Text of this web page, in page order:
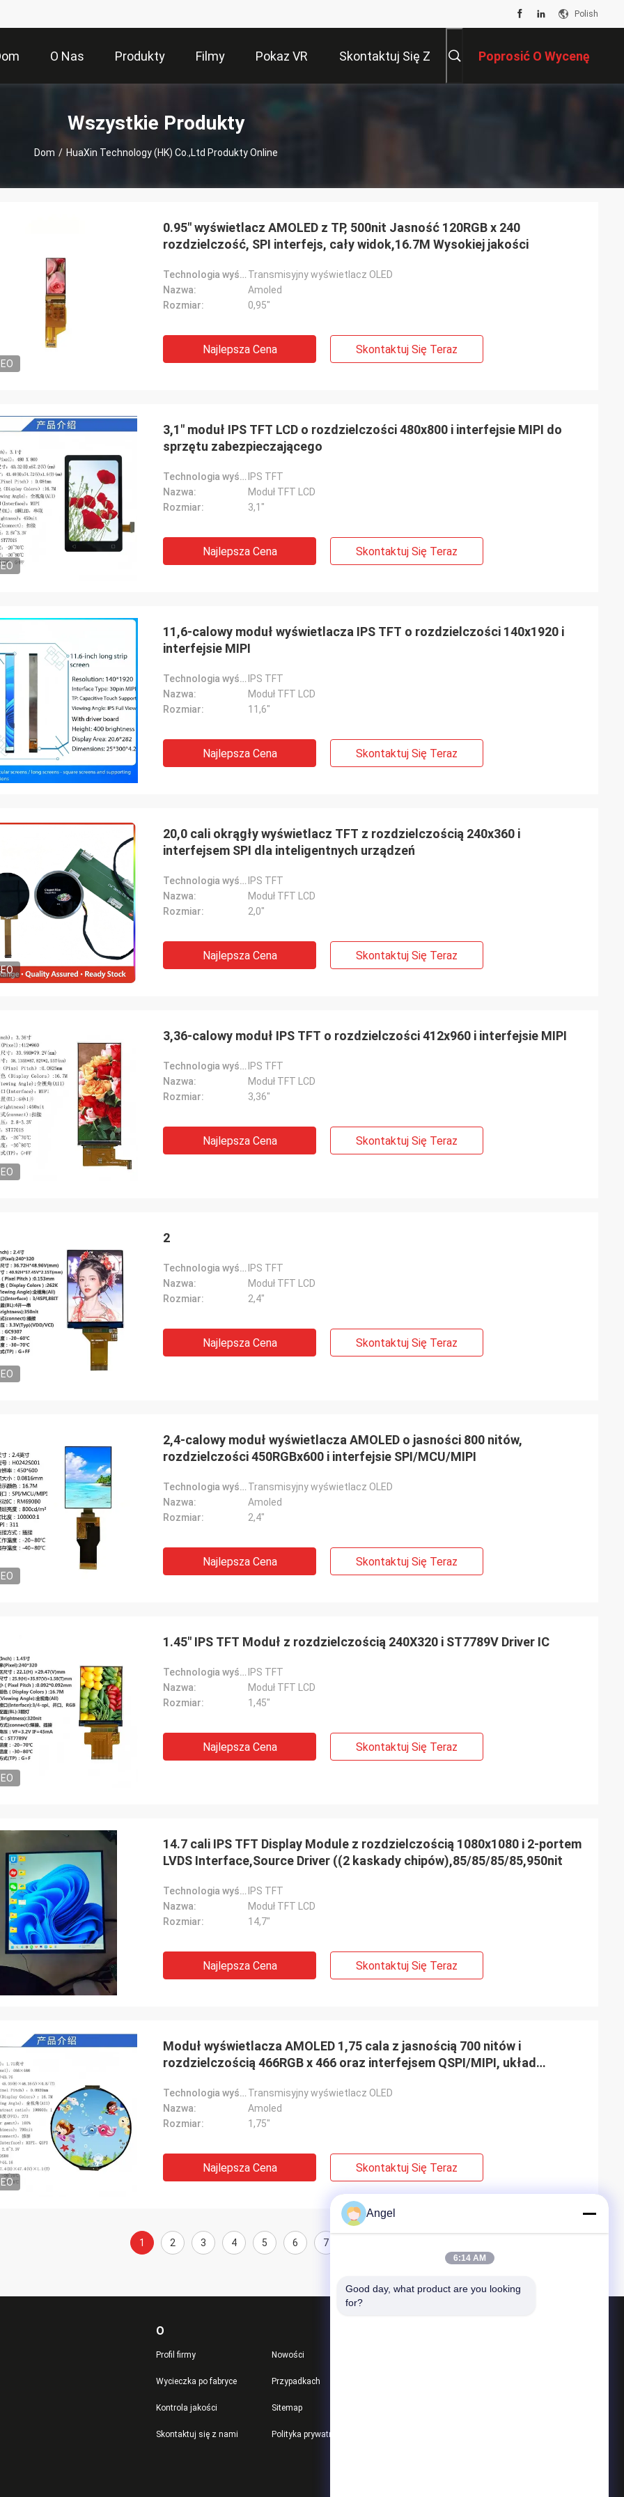
Polish
O Nas Produkty Filmy Pokaz VR Skontaktuj Się Z Poprosić O Wycenę
Wszystkie Produkty
Dom / HuaXin Technology (HK) Co.,Ltd Produkty Online
również używać
wyświetlaczy, teraz
i testujemy je z naszym
są jakieś pytania.Dam ci
i wygląda naprawdę świetnie!
się, że znaleźliśmy cię jako
0.95" wyświetlacz AMOLED z TP, 500nit Jasność 120RGB x 240
rozdzielczość, SPI interfejs, cały widok,16.7M Wysokiej jakości
Technologia wyświetlania: Transmisyjny wyświetlacz OLED
Nazwa:
Amoled
Rozmiar:
0,95"
Najlepsza Cena Skontaktuj Się Teraz
3,1" moduł IPS TFT LCD o rozdzielczości 480x800 i interfejsie MIPI do
sprzętu zabezpieczającego
Technologia wyświetlania: IPS TFT
Nazwa:
Moduł TFT LCD
Rozmiar:
3,1"
Najlepsza Cena Skontaktuj Się Teraz
11,6-calowy moduł wyświetlacza IPS TFT o rozdzielczości 140x1920 i
interfejsie MIPI
Technologia wyświetlania: IPS TFT
Nazwa:
Moduł TFT LCD
Rozmiar:
11,6"
Najlepsza Cena Skontaktuj Się Teraz
20,0 cali okrągły wyświetlacz TFT z rozdzielczością 240x360 i
interfejsem SPI dla inteligentnych urządzeń
Technologia wyświetlania: IPS TFT
Nazwa:
Moduł TFT LCD
Rozmiar:
2,0"
Najlepsza Cena Skontaktuj Się Teraz
3,36-calowy moduł IPS TFT o rozdzielczości 412x960 i interfejsie MIPI
Technologia wyświetlania: IPS TFT
Nazwa:
Moduł TFT LCD
Rozmiar:
3,36"
Najlepsza Cena Skontaktuj Się Teraz
2
Technologia wyświetlania: IPS TFT
Nazwa:
Moduł TFT LCD
Rozmiar:
2,4"
Najlepsza Cena Skontaktuj Się Teraz
2,4-calowy moduł wyświetlacza AMOLED o jasności 800 nitów,
rozdzielczości 450RGBx600 i interfejsie SPI/MCU/MIPI
Technologia wyświetlania: Transmisyjny wyświetlacz OLED
Nazwa:
Amoled
Rozmiar:
2,4"
Najlepsza Cena Skontaktuj Się Teraz
1.45" IPS TFT Moduł z rozdzielczością 240X320 i ST7789V Driver IC
Technologia wyświetlania: IPS TFT
Nazwa:
Moduł TFT LCD
Rozmiar:
1,45"
Najlepsza Cena Skontaktuj Się Teraz
14.7 cali IPS TFT Display Module z rozdzielczością 1080x1080 i 2-portem
LVDS Interface,Source Driver ((2 kaskady chipów),85/85/85/85,950nit
Technologia wyświetlania: IPS TFT
Nazwa:
Moduł TFT LCD
Rozmiar:
14,7"
Najlepsza Cena Skontaktuj Się Teraz
Moduł wyświetlacza AMOLED 1,75 cala z jasnością 700 nitów i
rozdzielczością 466RGB x 466 oraz interfejsem QSPI/MIPI, układ
Technologia wyświetlania: Transmisyjny wyświetlacz OLED
Nazwa:
Amoled
Rozmiar:
1,75"
Najlepsza Cena Skontaktuj Się Teraz
1 2 3 4 5 6 7
O
Profil firmy
Wycieczka po fabryce
Kontrola jakości
Skontaktuj się z nami
Nowości
Przypadkach
Sitemap
Polityka prywatności
Angel
6:14 AM
Good day, what product are you looking
for?